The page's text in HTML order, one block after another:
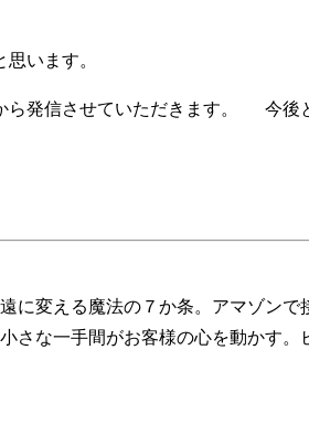
います。
発信させていただきます。 今後
変える魔法の７か条。アマゾンで
な一手間がお客様の心を動かす